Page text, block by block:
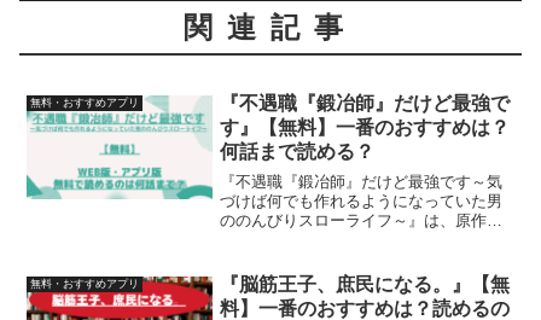
関連記事
無料・おすすめアプリ
『不遇職『鍛冶師』だけど最強で
す』【無料】一番のおすすめは？
何話まで読める？
『不遇職『鍛冶師』だけど最強です～気
づけば何でも作れるようになっていた男
ののんびりスローライフ～』は、原作：
品です。漫画の無料について、検索結果
の情報を元に【アプリ版】...
無料・おすすめアプリ
『脳筋王子、庶民になる。』【無
料】一番のおすすめは？読めるの